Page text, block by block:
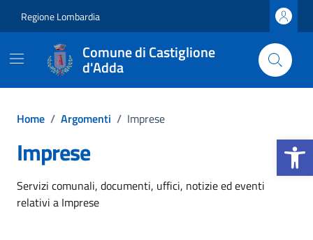
Apri la
Regione Lombardia
Comune di Castiglione
d'Adda
Home / Argomenti / Imprese
Imprese
Dettagli dell'argomento
Servizi comunali, documenti, uffici, notizie ed eventi
relativi a Imprese